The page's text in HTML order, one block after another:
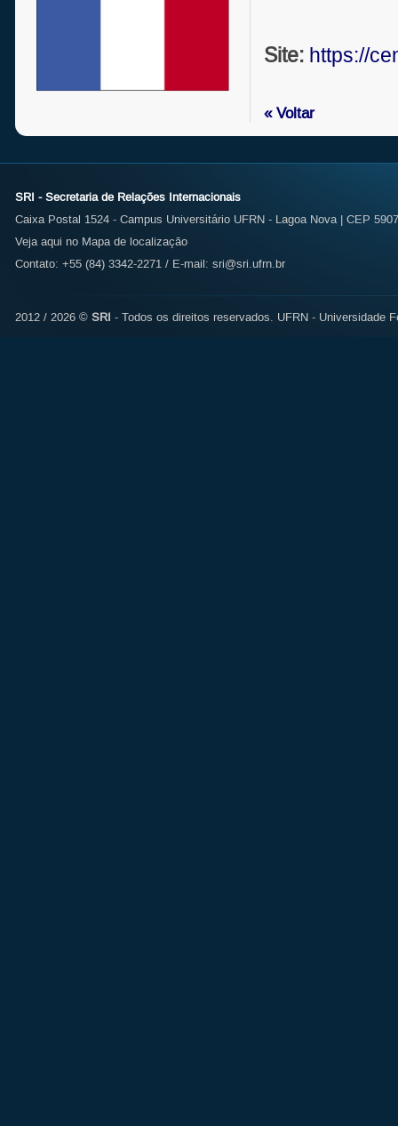
Site: https://
« Voltar
SRI - Secretaria de Relações Internacionais
Caixa Postal 1524 - Campus Universitário UFRN - Lagoa Nova | CEP
Veja aqui no Mapa de localização
Contato: +55 (84) 3342-2271 / E-mail: sri@sri.ufrn.br
2012 / 2026 © SRI - Todos os direitos reservados. UFRN - Universidade